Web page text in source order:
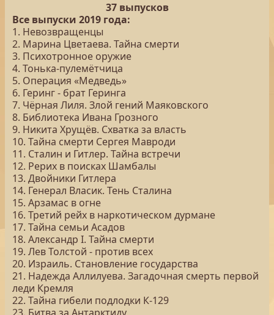
37 выпусков
Все выпуски 2019 года:
1. Невозвращенцы
2. Марина Цветаева. Тайна смерти
3. Психотронное оружие
4. Тонька-пулемётчица
5. Операция «Медведь»
6. Геринг - брат Геринга
7. Чёрная Лиля. Злой гений Маяковского
8. Библиотека Ивана Грозного
9. Никита Хрущёв. Схватка за власть
10. Тайна смерти Сергея Мавроди
11. Сталин и Гитлер. Тайна встречи
12. Рерих в поисках Шамбалы
13. Двойники Гитлера
14. Генерал Власик. Тень Сталина
15. Арзамас в огне
16. Третий рейх в наркотическом дурмане
17. Тайна семьи Асадов
18. Александр I. Тайна смерти
19. Лев Толстой - против всех
20. Израиль. Становление государства
21. Надежда Аллилуева. Загадочная смерть первой
леди Кремля
22. Тайна гибели подлодки К-129